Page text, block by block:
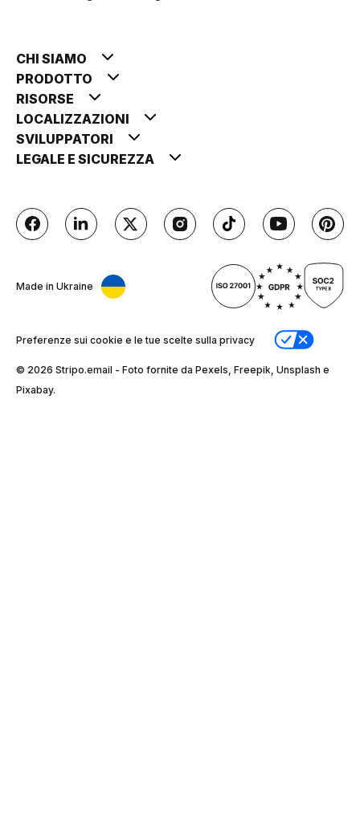
CHI SIAMO
PRODOTTO
RISORSE
LOCALIZZAZIONI
SVILUPPATORI
LEGALE E SICUREZZA
Made in Ukraine
Preferenze sui cookie e le tue scelte sulla privacy
© 2026 Stripо.email - Foto fornite da Pexels, Freepik, Unsplash e
Pixabay.